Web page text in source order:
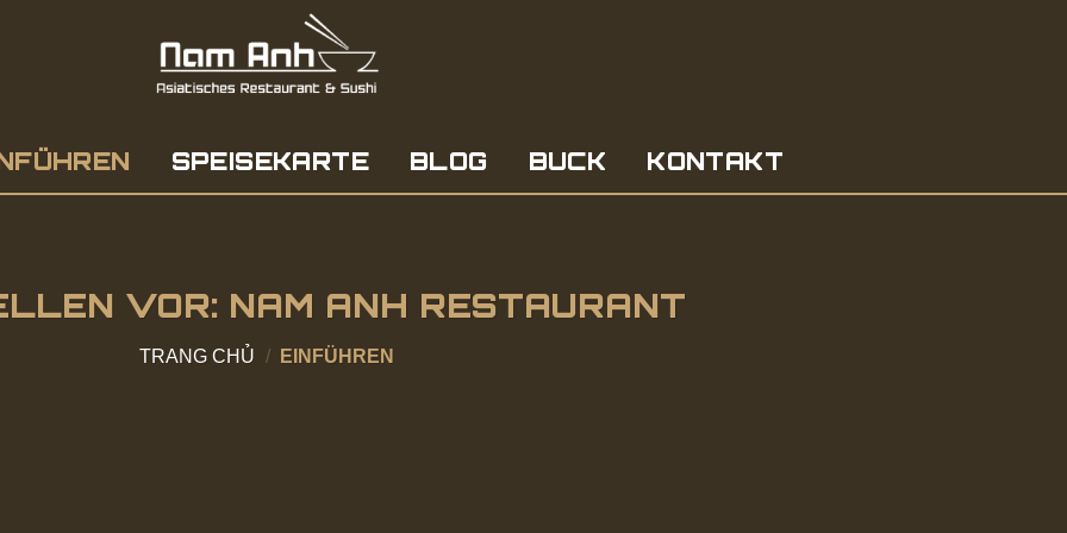
SPEISEKARTE BLOG BUCK KONTAKT
VOR: NAM ANH RESTAURANT
TRANG CHỦ / EINFÜHREN